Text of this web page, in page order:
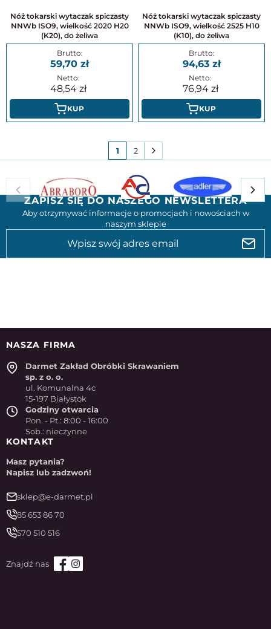
Nóż tokarski wytaczak spiczasty
NNWb ISO9, wielkość 2020 H20
(K20), do żeliwa
59,70
48,54
KUP
Nóż tokarski wytaczak spiczasty
NNWb ISO9, wielkość 2525 H10
(K10), do żeliwa
94,63
76,94
KUP
1 2
ZAPISZ SIĘ DO NASZEGO NEWSLETTERA
Aby otrzymywać informacje o promocjach i nowościach w
naszym sklepie
NASZA FIRMA
Darmet Zakład Obróbki Skrawaniem
sp. z o. o.
ul. Komunalna 4c
15-197 Białystok
Godziny otwarcia
Pon. - Pt.: 8:00 - 16:00
Sob.: nieczynne
KONTAKT
Masz pytania?
Napisz lub zadzwoń!
sklep@e-darmet.pl
85 653 86 70
570 510 516